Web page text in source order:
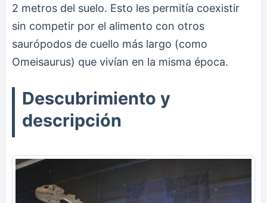
2 metros del suelo. Esto les permitía coexistir
sin competir por el alimento con otros
saurópodos de cuello más largo (como
Omeisaurus) que vivían en la misma época.
Descubrimiento y
descripción